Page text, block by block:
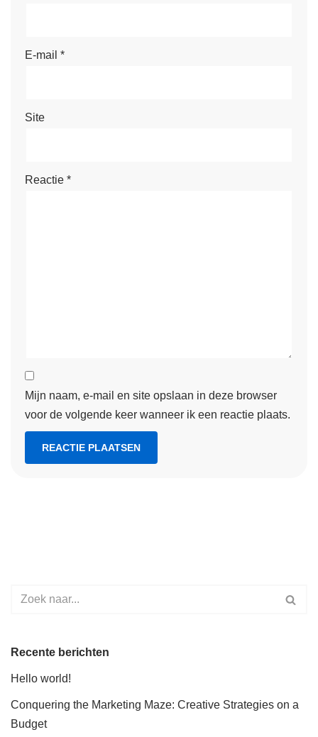
E-mail *
Site
Reactie *
Mijn naam, e-mail en site opslaan in deze browser
voor de volgende keer wanneer ik een reactie plaats.
Recente berichten
Hello world!
Conquering the Marketing Maze: Creative Strategies on a
Budget